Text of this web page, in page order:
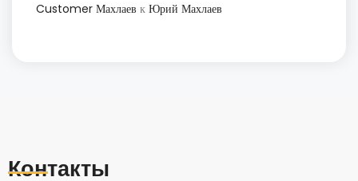
Customer Махлаев к Юрий Махлаев
Контакты